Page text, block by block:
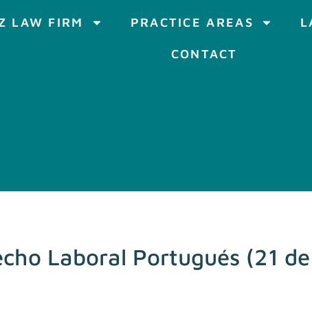
LAW FIRM PRACTICE AREAS
CONTACT
Laboral Portugués (21